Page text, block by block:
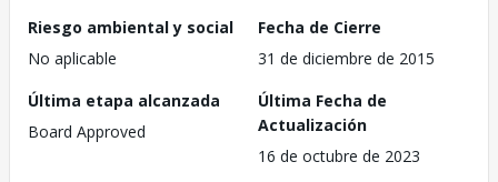
Riesgo ambiental y social
No aplicable
Fecha de Cierre
31 de diciembre de 2015
Última etapa alcanzada
Board Approved
Última Fecha de
Actualización
16 de octubre de 2023